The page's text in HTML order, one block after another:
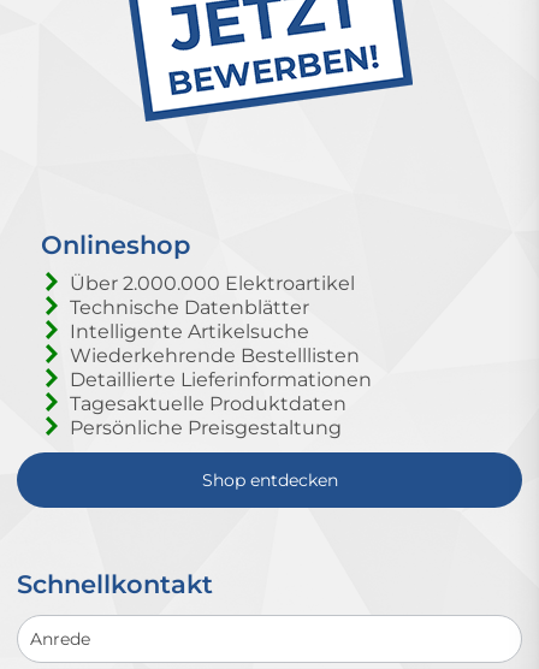
Onlineshop
Über 2.000.000 Elektroartikel
Technische Datenblätter
Intelligente Artikelsuche
Wiederkehrende Bestelllisten
Detaillierte Lieferinformationen
Tagesaktuelle Produktdaten
Persönliche Preisgestaltung
Shop entdecken
Schnellkontakt
Schnellkontakt